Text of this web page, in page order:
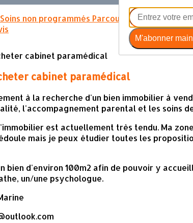
Soins non programmés Parcours Hypertension
cabinet paramédical
à la recherche d'un bien immobilier à
l'accompagnement parental et les soins
est actuellement très tendu. Ma
mais je peux étudier toutes les
bien d'environ 100m2 afin de pouvoir y
un/une psychologue.
M'abonner